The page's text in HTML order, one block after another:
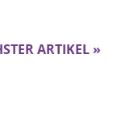
ARTIKEL »